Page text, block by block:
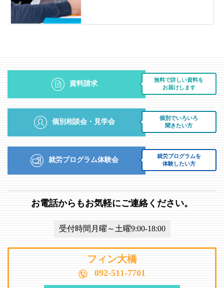
無料で詳しい資料を
お届けします
資料請求
個別でいろいろ
聞きたい方
個別相談会・見学会
就労プログラムを
体験したい方
就労プログラム体験会
お電話からもお気軽にご連絡ください。
受付時間月曜～土曜9:00-18:00
フィン大橋
092-511-7701